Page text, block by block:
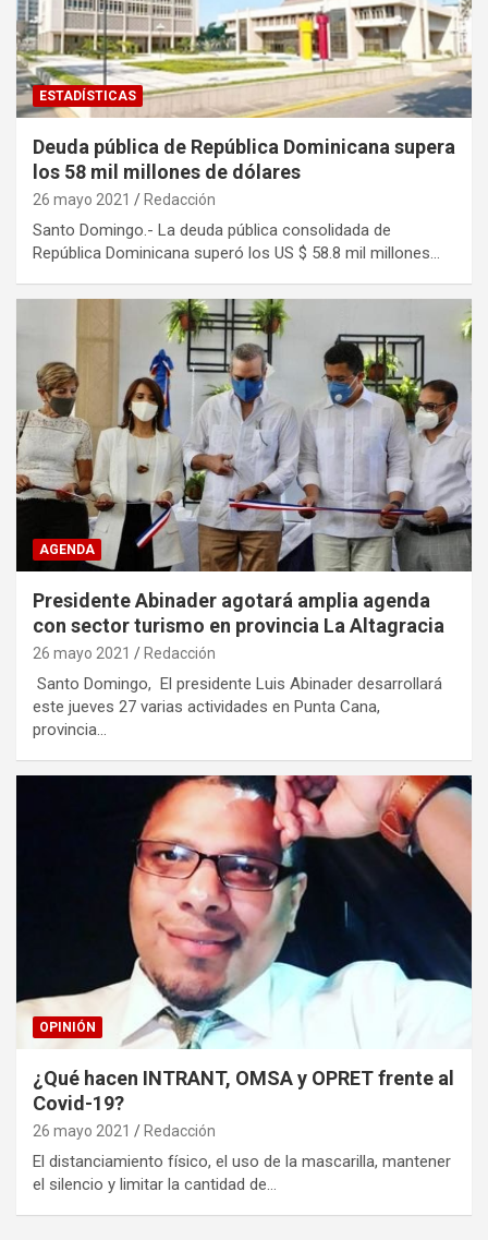
ESTADÍSTICAS
Deuda pública de República Dominicana supera
los 58 mil millones de dólares
26 mayo 2021 Redacción
Santo Domingo.- La deuda pública consolidada de
República Dominicana superó los US $ 58.8 mil millones…
AGENDA
Presidente Abinader agotará amplia agenda
con sector turismo en provincia La Altagracia
26 mayo 2021 Redacción
Santo Domingo, El presidente Luis Abinader desarrollará
este jueves 27 varias actividades en Punta Cana,
provincia…
OPINIÓN
¿Qué hacen INTRANT, OMSA y OPRET frente al
Covid-19?
26 mayo 2021 Redacción
El distanciamiento físico, el uso de la mascarilla, mantener
el silencio y limitar la cantidad de…